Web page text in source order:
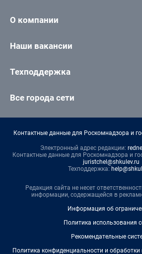
О компании
Наши вакансии
Техподдержка
Все города сети
Контактные данные для Роскомнадзора и
Электронный адрес редакции:
Контактные данные для Роскомнадзора и
juristchel@shkulev.ru
Техподдержка:
Редакция сайта не несет
информации, содержащейся в
Информация об
Политика использования
Рекомендательные
Политика конфиденциальности и